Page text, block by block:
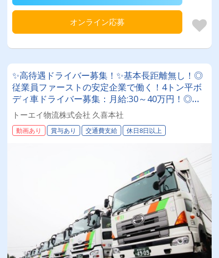
オンライン応募
✨高待遇ドライバー募集！✨基本長距離無し！◎
従業員ファーストの安定企業で働く！4トン平ボ
ディ車ドライバー募集：月給:30～40万円！◎退
職金2つ！◎賞与年2回◎◎年間休日120日！基
本、土日祝休み◎◎経験者優遇！女性も活躍中！
◎スキルアップも可
トーエイ物流株式会社 久喜本社
動画あり 賞与あり 交通費支給 休日8日以上